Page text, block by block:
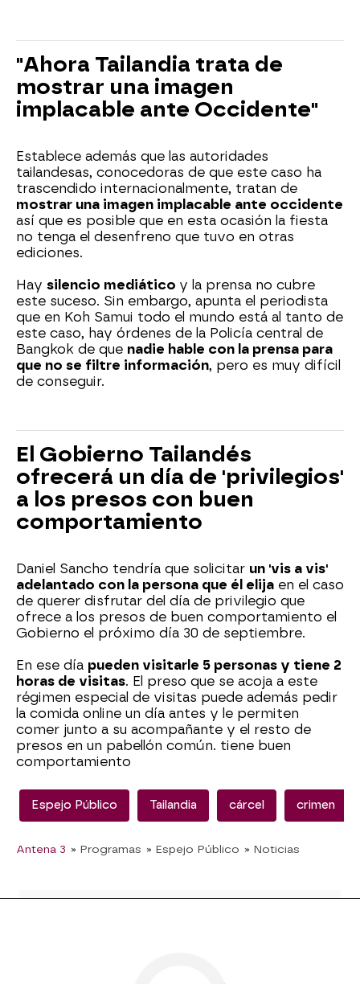
"Ahora Tailandia trata de
mostrar una imagen
implacable ante Occidente"
Establece además que las autoridades
tailandesas, conocedoras de que este caso ha
trascendido internacionalmente, tratan de
mostrar una imagen implacable ante occidente
así que es posible que en esta ocasión la fiesta
no tenga el desenfreno que tuvo en otras
ediciones.
Hay silencio mediático y la prensa no cubre
este suceso. Sin embargo, apunta el periodista
que en Koh Samui todo el mundo está al tanto de
este caso, hay órdenes de la Policía central de
Bangkok de que nadie hable con la prensa para
que no se filtre información, pero es muy difícil
de conseguir.
El Gobierno Tailandés
ofrecerá un día de 'privilegios'
a los presos con buen
comportamiento
Daniel Sancho tendría que solicitar un 'vis a vis'
adelantado con la persona que él elija en el caso
de querer disfrutar del día de privilegio que
ofrece a los presos de buen comportamiento el
Gobierno el próximo día 30 de septiembre.
En ese día pueden visitarle 5 personas y tiene 2
horas de visitas. El preso que se acoja a este
régimen especial de visitas puede además pedir
la comida online un día antes y le permiten
comer junto a su acompañante y el resto de
presos en un pabellón común. tiene buen
comportamiento
Espejo Público Tailandia cárcel crimen
Antena 3 » Programas » Espejo Público » Noticias